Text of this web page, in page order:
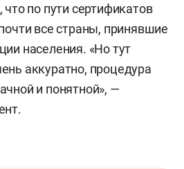
по пути сертификатов
все страны, принявшие
населения. «Но тут
аккуратно, процедура
и понятной», —